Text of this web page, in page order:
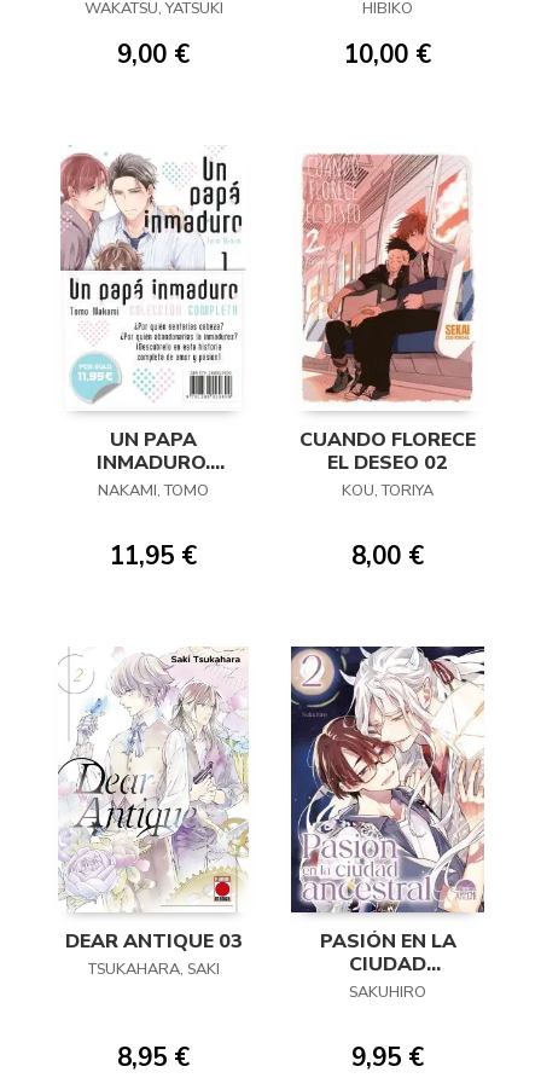
WAKATSU, YATSUKI
9,00 €
HIBIKO
10,00 €
UN PAPA
INMADURO.
COLECCION
NAKAMI, TOMO
11,95 €
CUANDO FLORECE
EL DESEO 02
KOU, TORIYA
8,00 €
DEAR ANTIQUE 03
TSUKAHARA, SAKI
8,95 €
PASIÓN EN LA
CIUDAD
ANCESTRAL 02
SAKUHIRO
9,95 €